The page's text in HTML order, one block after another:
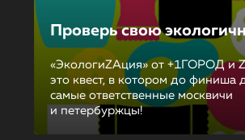
Проверь свою
«ЭкологиZAция» от +1ГОРОД и
это квест, в котором до финиша
самые ответственные москвичи
и петербуржцы!